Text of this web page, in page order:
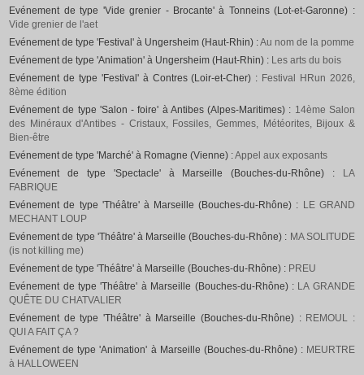
Evénement de type 'Vide grenier - Brocante' à Tonneins (Lot-et-Garonne) :
Vide grenier de l'aet
Evénement de type 'Festival' à Ungersheim (Haut-Rhin) :Au nom de la pomme
Evénement de type 'Animation' à Ungersheim (Haut-Rhin) : Les arts du bois
Evénement de type 'Festival' à Contres (Loir-et-Cher) : Festival HRun 2026,
8ème édition
Evénement de type 'Salon - foire' à Antibes (Alpes-Maritimes) : 14ème Salon
des Minéraux d'Antibes - Cristaux, Fossiles, Gemmes, Météorites, Bijoux &
Bien-être
Evénement de type 'Marché' à Romagne (Vienne) :Appel aux exposants
Evénement de type 'Spectacle' à Marseille (Bouches-du-Rhône) :
LA
FABRIQUE
Evénement de type 'Théâtre' à Marseille (Bouches-du-Rhône) : LE GRAND
MECHANT LOUP
Evénement de type 'Théâtre' à Marseille (Bouches-du-Rhône) : MA SOLITUDE
(is not killing me)
Evénement de type 'Théâtre' à Marseille (Bouches-du-Rhône) : PREU
Evénement de type 'Théâtre' à Marseille (Bouches-du-Rhône) : LA GRANDE
QUÊTE DU CHATVALIER
Evénement de type 'Théâtre' à Marseille (Bouches-du-Rhône) : REMOUL :
QUI A FAIT ÇA ?
Evénement de type 'Animation' à Marseille (Bouches-du-Rhône) : MEURTRE
à HALLOWEEN